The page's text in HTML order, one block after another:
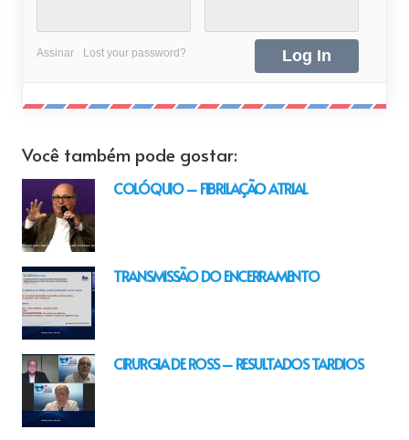
Assinar Lost your password?
Você também pode gostar:
COLÓQUIO – FIBRILAÇÃO ATRIAL
TRANSMISSÃO DO ENCERRAMENTO
CIRURGIA DE ROSS – RESULTADOS TARDIOS